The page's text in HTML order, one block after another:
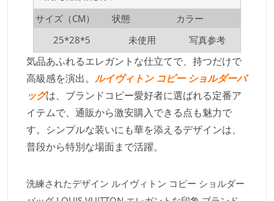
サイズ（CM）
状態
カラー
25*28*5
未使用 写真参考
気品あふれるエレガントな仕立てで、持つだけで
高級感を演出。 ルイヴィトン コピー ショルダーバ
ッグは、ブランドコピー愛好者に選ばれる定番ア
イテムで、通販から激安購入できる点も魅力で
す。シンプルな装いにも華を添えるデザインは、
普段から特別な場面まで活躍。
洗練されたデザイン ルイヴィトン コピー ショルダー